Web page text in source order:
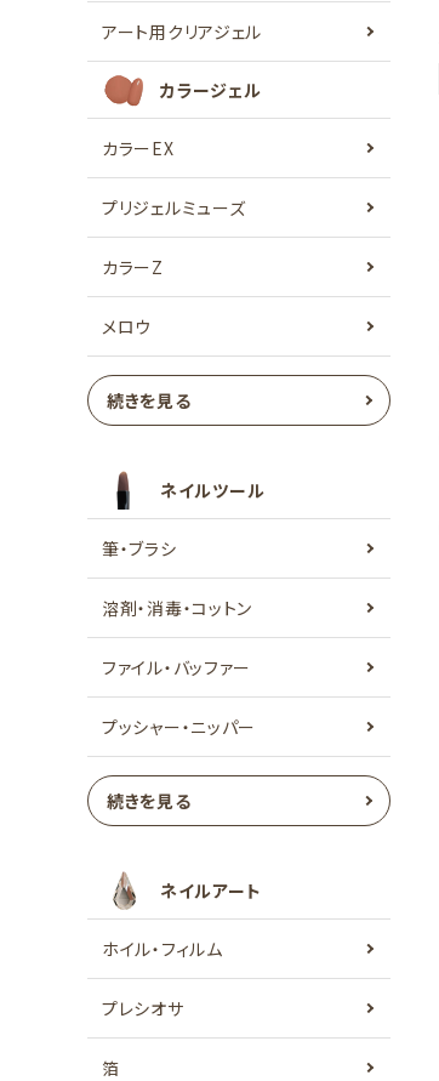
アート用クリアジェル
カラージェル
カラーEX
プリジェルミューズ
カラーZ
メロウ
続きを見る
ネイルツール
筆・ブラシ
溶剤・消毒・コットン
ファイル・バッファー
プッシャー・ニッパー
続きを見る
ネイルアート
ホイル・フィルム
プレシオサ
箔